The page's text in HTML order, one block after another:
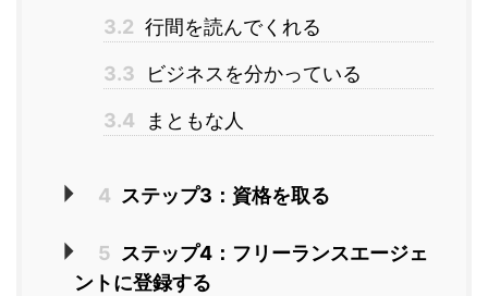
3.2 行間を読んでくれる
3.3 ビジネスを分かっている
3.4 まともな人
4 ステップ3：資格を取る
5 ステップ4：フリーランスエージェ
ントに登録する